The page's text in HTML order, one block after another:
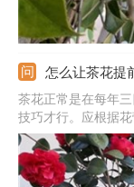
怎么让茶花提
茶花正常是在每年
技巧才行。应根据
可用毛笔蘸取赤霉
这样处理就能促使
要适量浇水，多晒